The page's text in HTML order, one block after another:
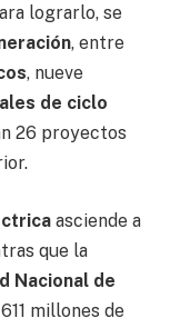
lograrlo, se
, entre
, nueve
de ciclo
26 proyectos
asciende a
que la
Nacional de
millones de